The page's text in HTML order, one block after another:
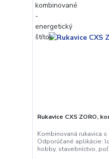
Rukavice CXS ZORO,
Kombinovaná rukavica
Odporúčané aplikácie:
hobby, stavebníctvo,